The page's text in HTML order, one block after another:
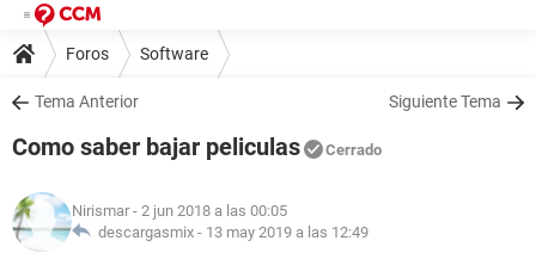
Foros Software
Tema Anterior Siguiente Tema
Como saber bajar peliculas Cerrado
Nirismar - 2 jun 2018 a las 00:05
descargasmix - 13 may 2019 a las 12:49